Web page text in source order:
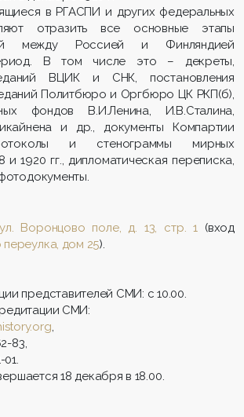
в РГАСПИ и других федеральных
отразить все основные этапы
между Россией и Финляндией
В том числе это – декреты,
ВЦИК и СНК, постановления
Политбюро и Оргбюро ЦК РКП(б),
фондов В.И.Ленина, И.В.Сталина,
и др., документы Компартии
и стенограммы мирных
и 1920 гг., дипломатическая переписка,
Воронцово поле, д. 13, стр. 1 (вход
дом 25).
представителей СМИ: с 10.00.
СМИ:
,
83,
01.
18 декабря в 18.00.